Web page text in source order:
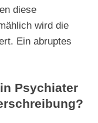
diese
wird die
Ein abruptes
Psychiater